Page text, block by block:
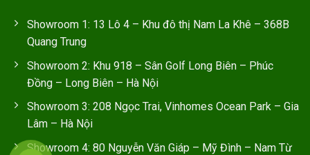
Showroom 1: 13 Lô 4 – Khu đô thị Nam La Khê – 368B
Quang Trung
Showroom 2: Khu 918 – Sân Golf Long Biên – Phúc
Đồng – Long Biên – Hà Nội
Showroom 3: 208 Ngọc Trai, Vinhomes Ocean Park – Gia
Lâm – Hà Nội
Showroom 4: 80 Nguyễn Văn Giáp – Mỹ Đình – Nam Từ